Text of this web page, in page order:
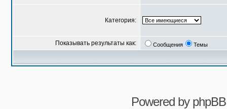
Категория:
Показывать результаты как: Сообщения Темы
Powered by phpBB